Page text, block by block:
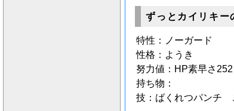
ずっとカイリキー
特性：ノーガード
性格：ようき
努力値：HP素早さ252
持ち物：
技：ばくれつパンチ